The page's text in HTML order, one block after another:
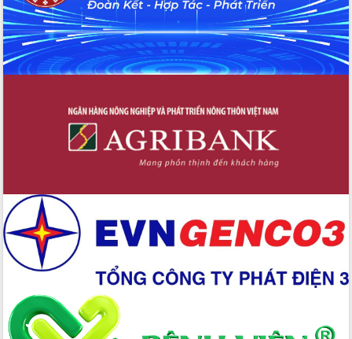
Triển khai đồng bộ đo đạc, lập hồ sơ
địa chính, hoàn thiện cơ sở dữ liệu đất
đai
Ứng dụng sinh trắc học - Bước tiến
trong hành trình chuyển đổi số tại Đắk
Đắk Lắk nâng cao hiệu quả công tác
Đảng từ Sổ tay đảng viên điện tử
Đắk Lắk đẩy mạnh nuôi biển công
nghệ, hướng tới phát triển thủy sản
Tập huấn nâng cao năng lực triển khai
chuyển đổi số cho cán bộ, công chức
cấp xã
Đắk Lắk phát động hưởng ứng Ngày
Quyền của người tiêu dùng Việt Nam
Đẩy mạnh cải cách hành chính, quyết
tâm đạt được mục tiêu tăng trưởng
hai con số trong năm 2026